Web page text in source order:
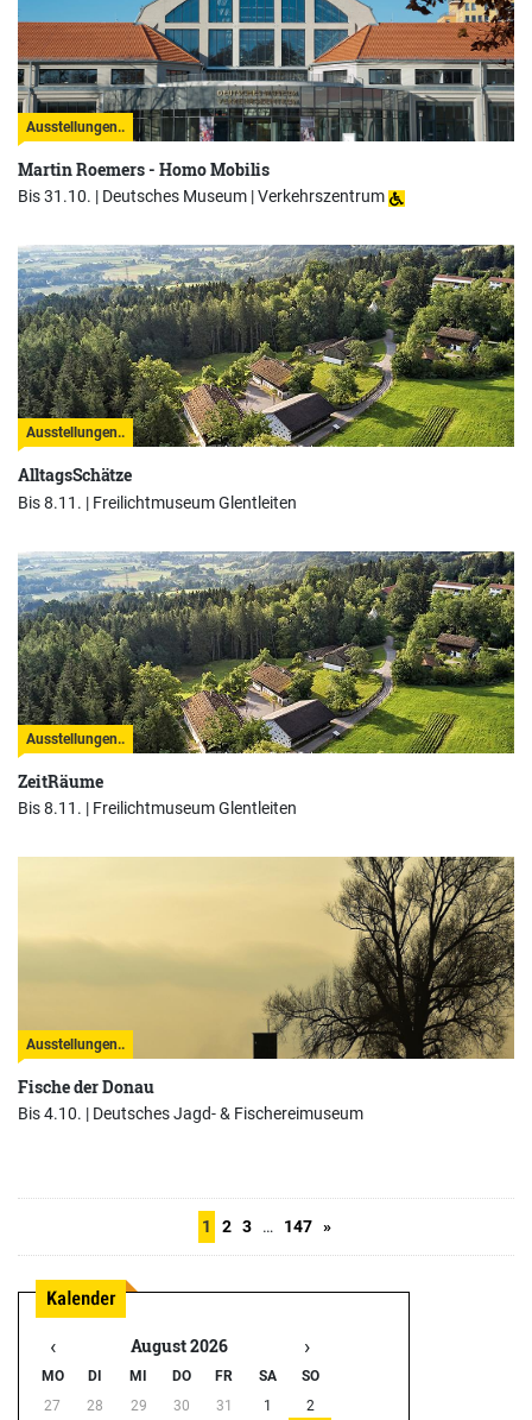
Ausstellungen..
Martin Roemers - Homo Mobilis
Bis 31.10. | Deutsches Museum | Verkehrszentrum
Ausstellungen..
AlltagsSchätze
Bis 8.11. | Freilichtmuseum Glentleiten
Ausstellungen..
ZeitRäume
Bis 8.11. | Freilichtmuseum Glentleiten
Ausstellungen..
Fische der Donau
Bis 4.10. | Deutsches Jagd- & Fischereimuseum
1 2 3 … 147 »
‹ August 2026 ›
MO DI MI DO FR SA
SO
27
28 29 30 31 1
2